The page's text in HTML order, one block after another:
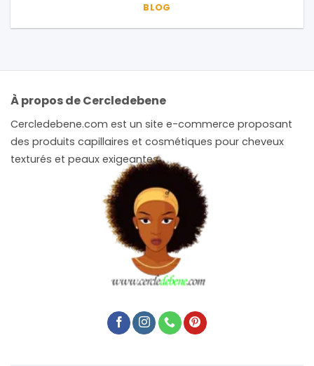
BLOG
À propos de Cercledebene
Cercledebene.com est un site e-commerce proposant
des produits capillaires et cosmétiques pour cheveux
texturés et peaux exigeantes.